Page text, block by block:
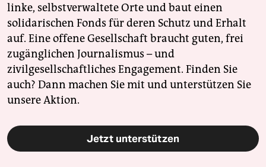
linke, selbstverwaltete Orte und baut einen
solidarischen Fonds für deren Schutz und Erhalt
auf. Eine offene Gesellschaft braucht guten, frei
zugänglichen Journalismus – und
zivilgesellschaftliches Engagement. Finden Sie
auch? Dann machen Sie mit und unterstützen Sie
unsere Aktion.
Jetzt unterstützen